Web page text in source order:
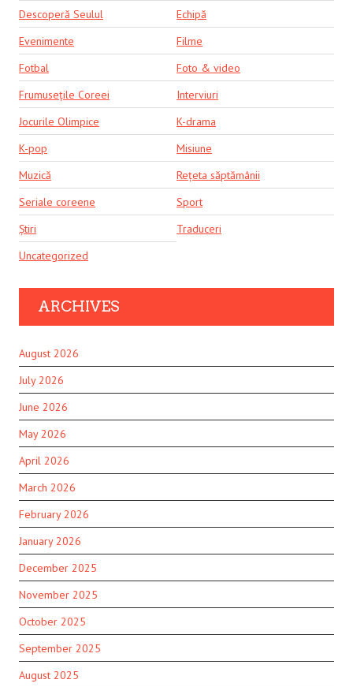
Descoperă Seulul
Echipă
Evenimente
Filme
Fotbal
Foto & video
Frumusețile Coreei
Interviuri
Jocurile Olimpice
K-drama
K-pop
Misiune
Muzică
Rețeta săptămânii
Seriale coreene
Sport
Știri
Traduceri
Uncategorized
ARCHIVES
August 2026
July 2026
June 2026
May 2026
April 2026
March 2026
February 2026
January 2026
December 2025
November 2025
October 2025
September 2025
August 2025